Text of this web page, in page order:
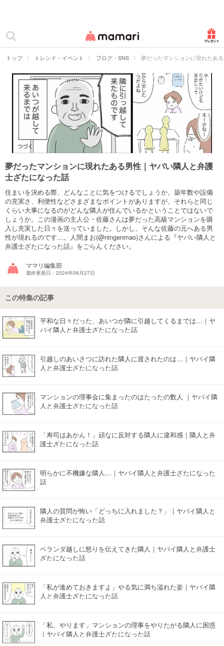
ママリ
カテゴリー一覧
妊娠
出産
赤ちゃん・育児
子育て・家族
美容・ファッション
お仕事
住まい
マネー
トレンド・イベント
トップ トレンド・イベント ブログ・SNS 夢だったマンションに現れたあ
夢だったマンションに現れたある男性｜ヤバい隣人と弁護
士ざたになった話
住まいを決める際、どんなことに気をつけるでしょうか。築年数や設備
の充実さ、利便性などさまざまなポイントがありますが、それらと同じ
くらい大事になるのがどんな隣人が住んでいるかということではないで
しょうか。この漫画の主人公・佐藤さんは夢だった高級マンションを購
入し充実した日々を送っていました。しかし、そんな佐藤の元へある男
性が現れるのです…。人間まお(@ningenmao)さんによる『ヤバい隣人と
弁護士ざたになった話』をごらんください。
ママリ編集部
最終更新日：2024年06月27日
この特集の記事
平和な日々だった、あいつが隣に引越してくるまでは…｜ヤ
バイ隣人と弁護士ざたになった話
引越しのあいさつに訪れた隣人に渡されたのは…｜ヤバイ隣
人と弁護士ざたになった話
マンションの理事会に集まったのはたったの数人 ｜ヤバイ隣
人と弁護士ざたになった話
「寿司はあかん！」頑なに反対する隣人に違和感｜隣人と弁
護士ざたになった話
明らかに不機嫌な隣人…｜ヤバイ隣人と弁護士ざたになった
話
隣人の質問が怖い「どっちに入れました？」｜ヤバイ隣人と
弁護士ざたになった話
ベランダ越しに怒りを伝えてきた隣人｜ヤバイ隣人と弁護士
ざたになった話
「私が進めておきますよ」やる気に満ち溢れた姿｜ヤバイ隣
人と弁護士ざたになった話
「私、やります」マンションの理事をやりたがる隣人に困惑
｜ヤバイ隣人と弁護士ざたになった話